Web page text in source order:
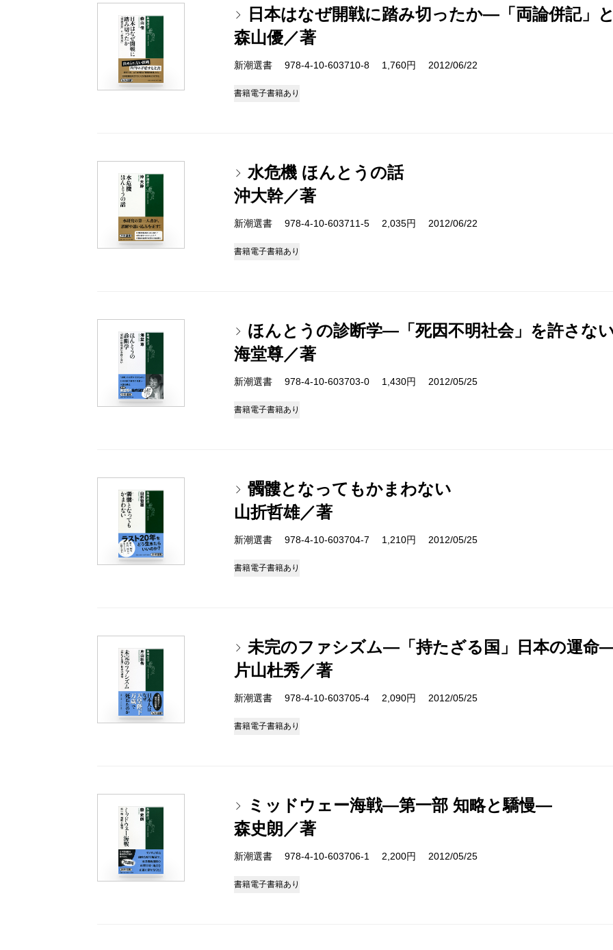
日本はなぜ開戦に踏み切ったか―「両論併記」
森山優／著
新潮選書 978-4-10-603710-8 1,760円 2012/06/22
書籍電子書籍あり
水危機 ほんとうの話
沖大幹／著
新潮選書 978-4-10-603711-5 2,035円 2012/06/22
書籍電子書籍あり
ほんとうの診断学―「死因不明社会」を許さな
海堂尊／著
新潮選書 978-4-10-603703-0 1,430円 2012/05/25
書籍電子書籍あり
髑髏となってもかまわない
山折哲雄／著
新潮選書 978-4-10-603704-7 1,210円 2012/05/25
書籍電子書籍あり
未完のファシズム―「持たざる国」日本の運命
片山杜秀／著
新潮選書 978-4-10-603705-4 2,090円 2012/05/25
書籍電子書籍あり
ミッドウェー海戦―第一部 知略と驕慢―
森史朗／著
新潮選書 978-4-10-603706-1 2,200円 2012/05/25
書籍電子書籍あり